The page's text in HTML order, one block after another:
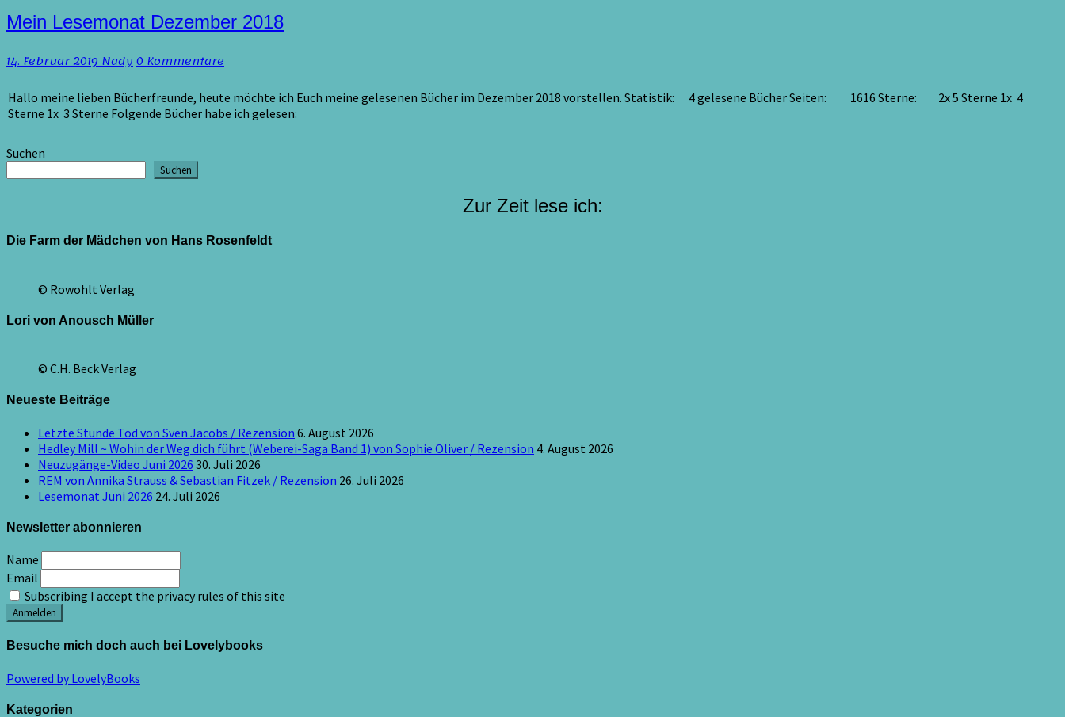
Mein
Lesemonat
2018
Mein Lesemonat Dezember 2018
14. Februar 2019NadyKommentare
0 Kommentare
Hallo meine lieben Bücherfreunde, heute möchte ich Euch meine gelesenen Bücher im Dezember 2018 vorstellen. Statistik: 4 gelesene Bücher Seiten: 1616 Sterne: 2x 5 Sterne 1x 4
Sterne 1x 3 Sterne Folgende Bücher habe ich gelesen:
Suchen
Suchen
Zur Zeit lese ich:
Die Farm der Mädchen von Hans Rosenfeldt
© Rowohlt Verlag
Lori von Anousch Müller
© C.H. Beck Verlag
Neueste Beiträge
Letzte Stunde Tod von Sven Jacobs / Rezension 6. August 2026
Hedley Mill ~ Wohin der Weg dich führt (Weberei-Saga Band 1) von Sophie Oliver / Rezension 4. August 2026
Neuzugänge-Video Juni 2026 30. Juli 2026
REM von Annika Strauss & Sebastian Fitzek / Rezension 26. Juli 2026
Lesemonat Juni 2026 24. Juli 2026
Newsletter abonnieren
Name
Email
Subscribing I accept the privacy rules of this site
Besuche mich doch auch bei Lovelybooks
Powered by LovelyBooks
Kategorien